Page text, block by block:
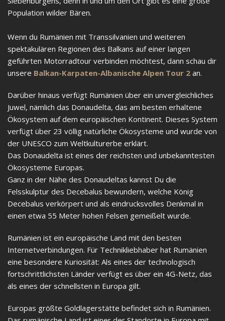
Population wilder Bären.
Wenn du Rumänien mit Transsilvanien und weiteren
spektakulären Regionen des Balkans auf einer langen
geführten Motorradtour verbinden möchtest, dann schau dir
unsere Balkan-Karpaten-Albanische Alpen Tour 2 an.
Darüber hinaus verfügt Rumänien über ein unvergleichliches
Juwel, nämlich das Donaudelta, das am besten erhaltene
Ökosystem auf dem europäischen Kontinent. Dieses System
verfügt über 23 völlig natürliche Ökosysteme und wurde von
der UNESCO zum Weltkulturerbe erklärt.
Das Donaudelta ist eines der reichsten und unbekanntesten
Ökosysteme Europas.
Ganz in der Nähe des Donaudeltas kannst Du die
Felsskulptur des Decebalus bewundern, welche König
Decebalus verkörpert und als eindrucksvolles Denkmal in
einen etwa 55 Meter hohen Felsen gemeißelt wurde.
Rumänien ist ein europäische Land mit den besten
Internetverbindungen. Für Technikliebhaber hat Rumänien
eine besondere Kuriosität: Als eines der technologisch
fortschrittlichsten Länder verfügt es über ein 4G-Netz, das
als eines der schnellsten in Europa gilt.
Europas größte Goldlagerstätte befindet sich in Rumänien.